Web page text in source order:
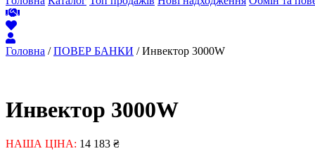
Головна /ПОВЕР БАНКИ / Инвектор 3000W
Инвектор 3000W
НАША ЦІНА: 14 183 ₴